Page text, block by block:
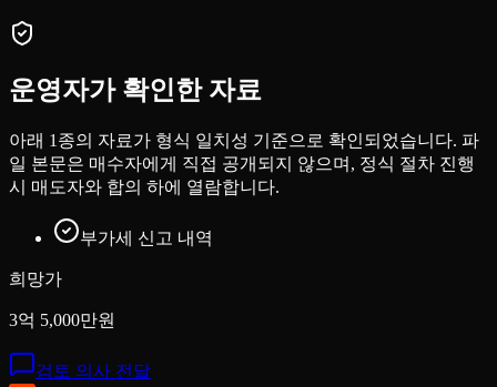
운영자가 확인한 자료
아래 1 종의 자료가 형식 일치성 기준으로 확인되었습니다. 파
일 본문은 매수자에게 직접 공개되지 않으며, 정식 절차 진행
시 매도자와 합의 하에 열람합니다.
부가세 신고 내역
희망가
3억 5,000만원
검토 의사 전달